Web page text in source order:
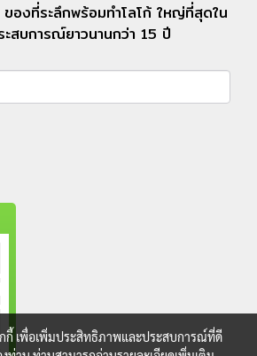
องที่ระลึกพร้อมทำโลโก้ ใหญ่ที่สุดใน
สบการณ์ยาวนานกว่า 15 ปี
กกี้ เพื่อเพิ่มประสิทธิภาพและประสบการณ์ที่ดี